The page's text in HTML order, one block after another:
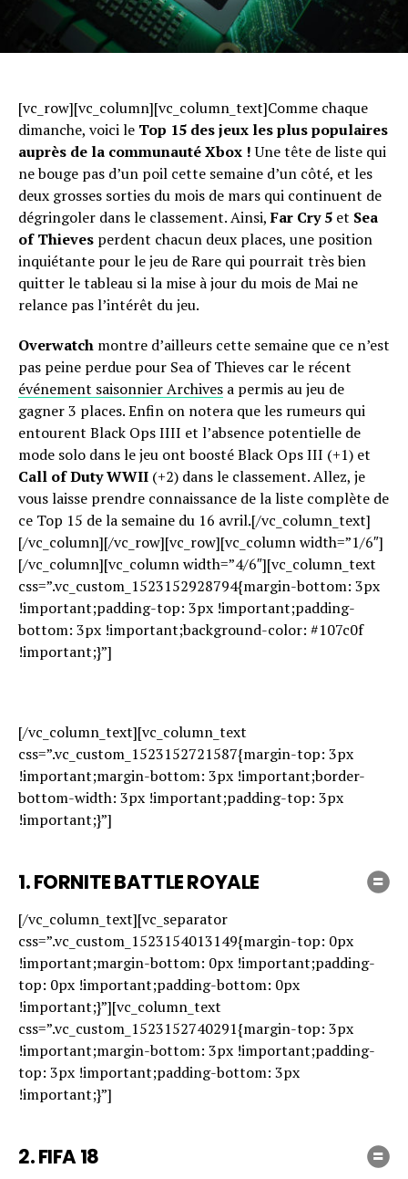
[vc_row][vc_column][vc_column_text]Comme chaque
dimanche, voici le Top 15 des jeux les plus populaires
auprès de la communauté Xbox !Une tête de liste qui
ne bouge pas d’un poil cette semaine d’un côté, et les
deux grosses sorties du mois de mars qui continuent de
dégringoler dans le classement. Ainsi,Far Cry 5 et Sea
of Thieves perdent chacun deux places, une position
inquiétante pour le jeu de Rare qui pourrait très bien
quitter le tableau si la mise à jour du mois de Mai ne
relance pas l’intérêt du jeu.
Overwatch montre d’ailleurs cette semaine que ce n’est
pas peine perdue pour Sea of Thieves car le récent
événement saisonnier Archives a permis au jeu de
gagner 3 places. Enfin on notera que les rumeurs qui
entourent Black Ops IIII et l’absence potentielle de
mode solo dans le jeu ont boosté Black Ops III (+1) et
Call of Duty WWII (+2) dans le classement. Allez, je
vous laisse prendre connaissance de la liste complète de
ce Top 15 de la semaine du 16 avril.[/vc_column_text]
[/vc_column][/vc_row][vc_row][vc_column width=”1/6″]
[/vc_column][vc_column width=”4/6″][vc_column_text
css=”.vc_custom_1523152928794{margin-bottom: 3px
!important;padding-top: 3px !important;padding-
bottom: 3px !important;background-color: #107c0f
!important;}”]
[/vc_column_text][vc_column_text
css=”.vc_custom_1523152721587{margin-top: 3px
!important;margin-bottom: 3px !important;border-
bottom-width: 3px !important;padding-top: 3px
!important;}”]
1. FORNITE BATTLE ROYALE
[/vc_column_text][vc_separator
css=”.vc_custom_1523154013149{margin-top: 0px
!important;margin-bottom: 0px !important;padding-
top: 0px !important;padding-bottom: 0px
!important;}”][vc_column_text
css=”.vc_custom_1523152740291{margin-top: 3px
!important;margin-bottom: 3px !important;padding-
top: 3px !important;padding-bottom: 3px
!important;}”]
2. FIFA 18